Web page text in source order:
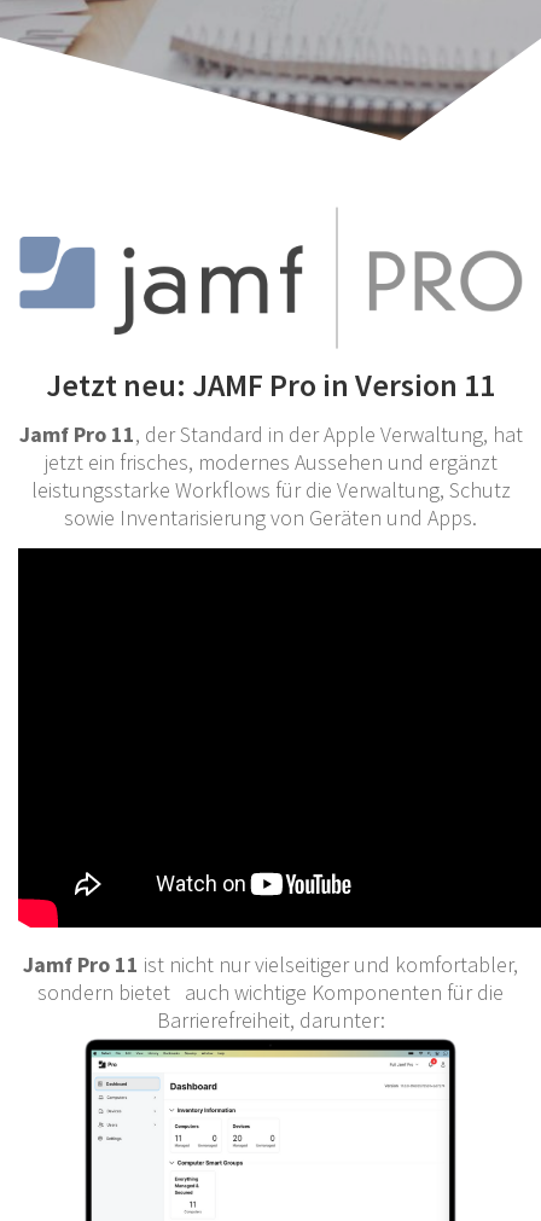
Jetzt neu: JAMF Pro in Version 11
Jamf Pro 11, der Standard in der Apple Verwaltung, hat
jetzt ein frisches, modernes Aussehen und ergänzt
leistungsstarke Workflows für die Verwaltung, Schutz
sowie Inventarisierung von Geräten und Apps.
Jamf Pro 11 ist nicht nur vielseitiger und komfortabler,
sondern bietet auch wichtige Komponenten für die
Barrierefreiheit, darunter: